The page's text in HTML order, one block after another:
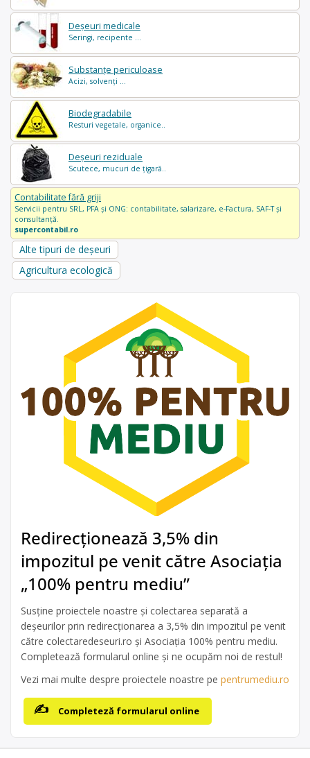
Deșeuri medicale
Seringi, recipente ...
Substanțe periculoase
Acizi, solvenți ...
Biodegradabile
Resturi vegetale, organice..
Deșeuri reziduale
Scutece, mucuri de țigară..
Contabilitate fără griji
Servicii pentru SRL, PFA și ONG: contabilitate, salarizare, e-Factura, SAF-T și
consultanță.
supercontabil.ro
Alte tipuri de deșeuri
Agricultura ecologică
Redirecționează 3,5% din
impozitul pe venit către Asociația
„100% pentru mediu”
Susține proiectele noastre și colectarea separată a
deșeurilor prin redirecționarea a 3,5% din impozitul pe venit
către colectaredeseuri.ro și Asociația 100% pentru mediu.
Completează formularul online și ne ocupăm noi de restul!
Vezi mai multe despre proiectele noastre pe pentrumediu.ro
Completeză formularul online